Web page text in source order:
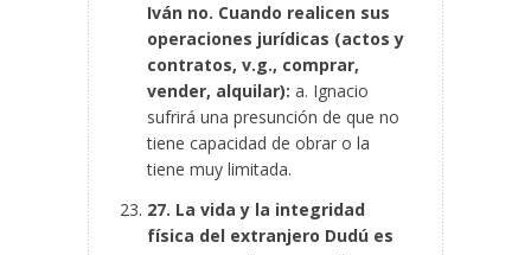
Iván no. Cuando realicen sus
operaciones jurídicas (actos y
contratos, v.g., comprar,
vender, alquilar): a. Ignacio
sufrirá una presunción de que no
tiene capacidad de obrar o la
tiene muy limitada.
27. La vida y la integridad
física del extranjero Dudú es